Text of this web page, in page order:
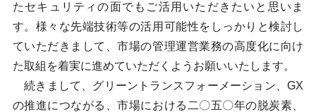
たセキュリティの面でもご活用いただきたいと思いま
す。様々な先端技術等の活用可能性をしっかりと検討し
ていただきまして、市場の管理運営業務の高度化に向け
た取組を着実に進めていただくようお願いいたします。
続きまして、グリーントランスフォーメーション、GX
の推進につながる、市場における二〇五〇年の脱炭素、